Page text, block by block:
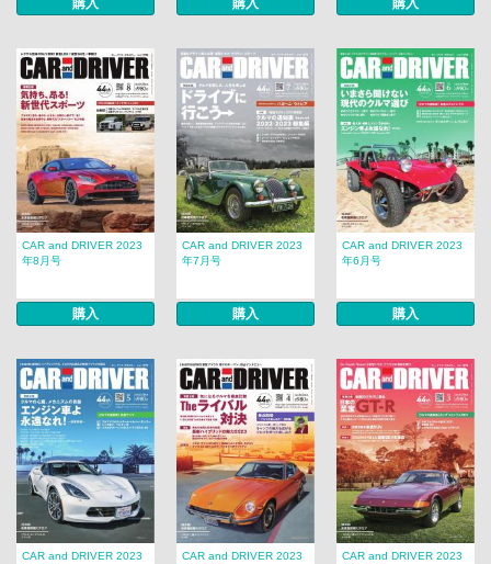
購入 購入 購入
CAR and DRIVER 2023
年8月号
購入
CAR and DRIVER 2023
年7月号
購入
CAR and DRIVER 2023
年6月号
購入
CAR and DRIVER 2023
CAR and DRIVER 2023
CAR and DRIVER 2023